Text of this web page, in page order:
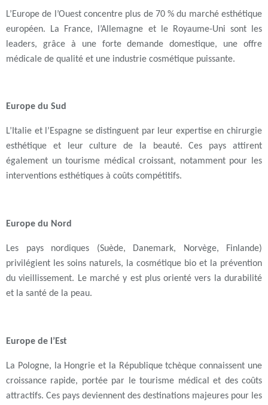
L’Europe de l’Ouest concentre plus de 70 % du marché esthétique
européen. La France, l’Allemagne et le Royaume-Uni sont les
leaders, grâce à une forte demande domestique, une offre
médicale de qualité et une industrie cosmétique puissante.
Europe du Sud
L’Italie et l’Espagne se distinguent par leur expertise en chirurgie
esthétique et leur culture de la beauté. Ces pays attirent
également un tourisme médical croissant, notamment pour les
interventions esthétiques à coûts compétitifs.
Europe du Nord
Les pays nordiques (Suède, Danemark, Norvège, Finlande)
privilégient les soins naturels, la cosmétique bio et la prévention
du vieillissement. Le marché y est plus orienté vers la durabilité
et la santé de la peau.
Europe de l’Est
La Pologne, la Hongrie et la République tchèque connaissent une
croissance rapide, portée par le tourisme médical et des coûts
attractifs. Ces pays deviennent des destinations majeures pour les